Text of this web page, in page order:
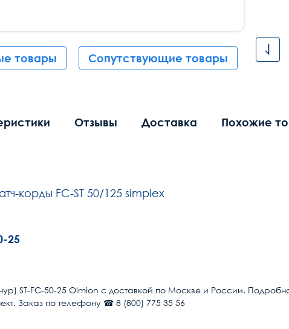
товары Сопутствующие товары
Отзывы Доставка Похожие
корды FC-ST 50/125 simplex
25
ST/UPC
ST-FC-50-25 Olmion с доставкой по Москве и России.
Заказ по телефону ☎ 8 (800) 775 35 56